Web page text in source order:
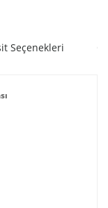
Seçenekleri